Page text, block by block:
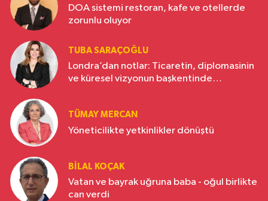
DOA sistemi restoran, kafe ve otellerde
zorunlu oluyor
TUBA SARAÇOĞLU
Londra’dan notlar: Ticaretin, diplomasinin
ve küresel vizyonun başkentinde
TÜMAY MERCAN
Yöneticilikte yetkinlikler dönüştü
BILAL KOÇAK
Vatan ve bayrak uğruna baba - oğul birlikte
can verdi